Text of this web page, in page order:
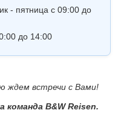
- пятница с 09:00 до
до 14:00
ждем встречи с Вами!
команда B&W Reisen.